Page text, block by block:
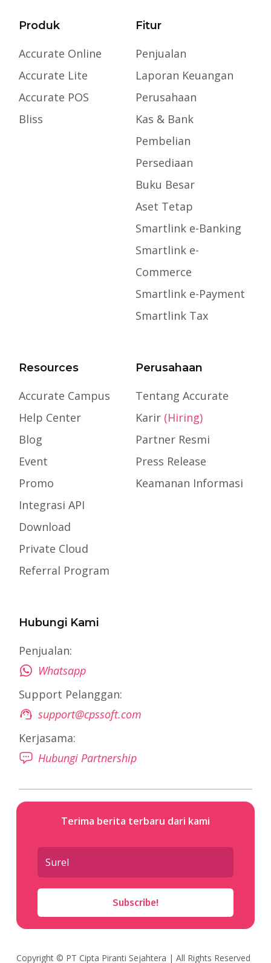
Produk
Accurate Online
Accurate Lite
Accurate POS
Bliss
Fitur
Penjualan
Laporan Keuangan
Perusahaan
Kas & Bank
Pembelian
Persediaan
Buku Besar
Aset Tetap
Smartlink e-Banking
Smartlink e-
Commerce
Smartlink e-Payment
Smartlink Tax
Resources
Accurate Campus
Help Center
Blog
Event
Promo
Integrasi API
Download
Private Cloud
Referral Program
Perusahaan
Tentang Accurate
Karir (Hiring)
Partner Resmi
Press Release
Keamanan Informasi
Hubungi Kami
Penjualan:
Whatsapp
Support Pelanggan:
support@cpssoft.com
Kerjasama:
Hubungi Partnership
Terima berita terbaru dari kami
Subscribe!
Copyright © PT Cipta Piranti Sejahtera | All Rights Reserved